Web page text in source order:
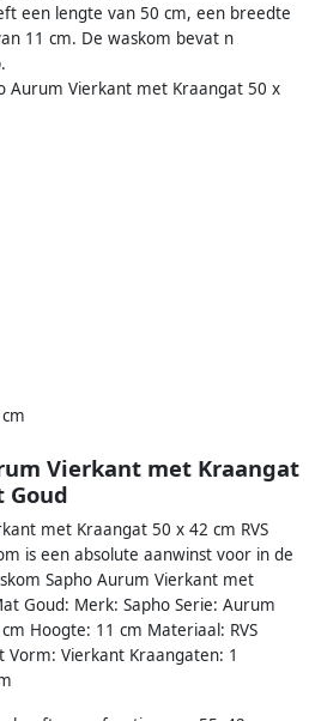
een lengte van 50 cm, een breedte
11 cm. De waskom bevat n
Aurum Vierkant met Kraangat 50 x
Vierkant met Kraangat
Goud
met Kraangat 50 x 42 cm RVS
is een absolute aanwinst voor in de
Sapho Aurum Vierkant met
Goud: Merk: Sapho Serie: Aurum
Hoogte: 11 cm Materiaal: RVS
Vorm: Vierkant Kraangaten: 1